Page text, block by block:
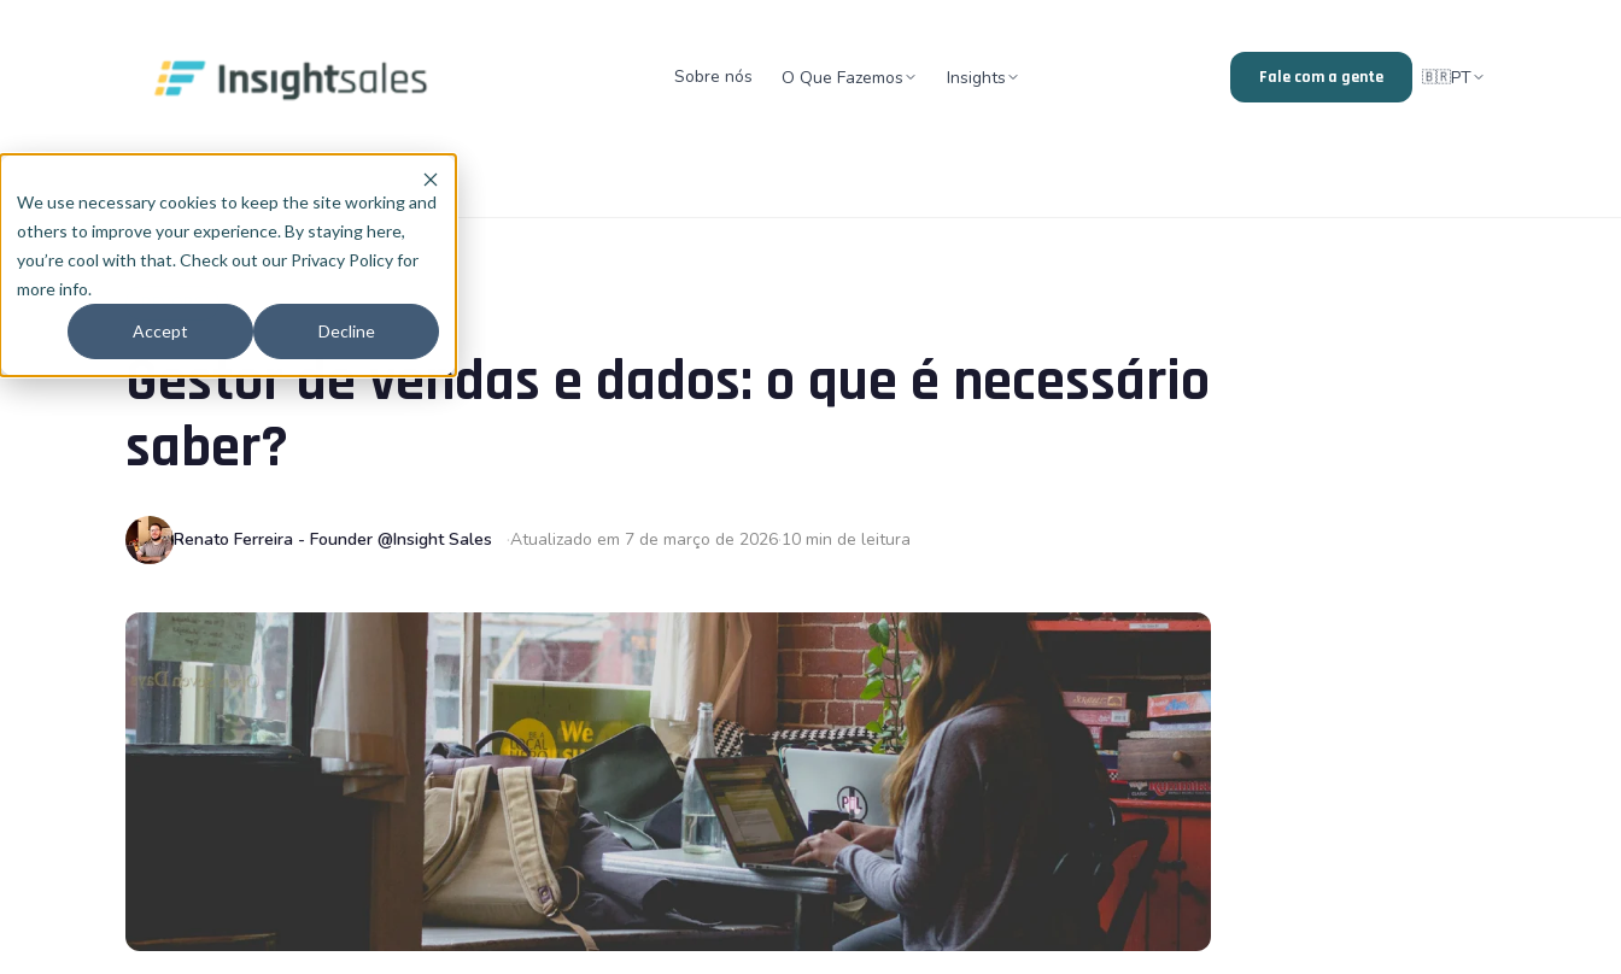
We use necessary cookies to keep the site working and
others to improve your experience. By staying here,
you’re cool with that. Check out our Privacy Policy for
more info.
Accept Decline
Sobre nós O Que Fazemos Insights Fale com a gente 🇧🇷PT
REVOPS
Gestor de vendas e dados: o que é necessário
saber?
Renato Ferreira - Founder @Insight Sales Atualizado em 7 de março de 2026 10 min de leitura